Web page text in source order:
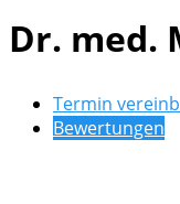
Dr. med.
Termin
Bewertungen